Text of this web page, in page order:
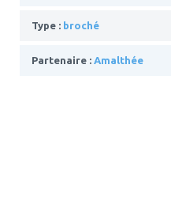
Type : broché
Partenaire : Amalthée